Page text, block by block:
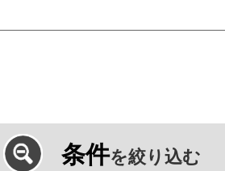
条件を絞り込む